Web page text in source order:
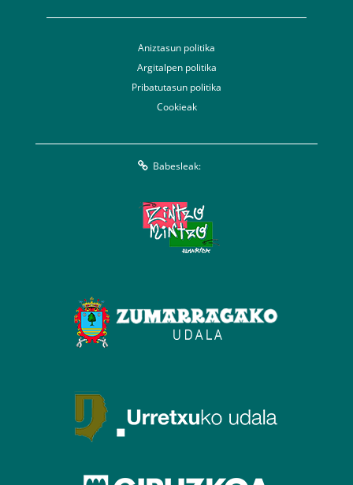
Aniztasun politika
Argitalpen politika
Pribatutasun politika
Cookieak
Babesleak: